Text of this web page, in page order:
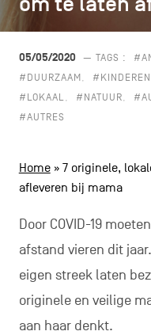
navigatie
FacebookInstagramYoutube
05/05/2020 — TAGS :
#DUURZAAM
#KINDEREN
#LOKAAL
#NATUUR
#AUTRES
Home» 7 originele,
afleveren bij mama
Door COVID-19
afstand vieren dit
eigen streek laten
originele en veilige
aan haar denkt.